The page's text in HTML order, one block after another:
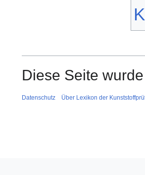
Diese Seite
Datenschutz Über Lexikon der